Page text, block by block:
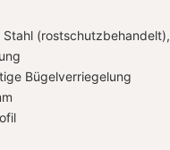
(rostschutzbehandelt),
Bügelverriegelung